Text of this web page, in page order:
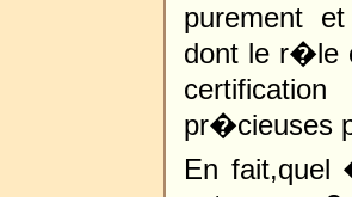
purement
dont le r�le
pr�cieuses
En fait,quel